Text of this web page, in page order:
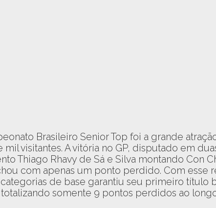
Brasileiro Senior Top foi a grande
visitantes. A vitória no GP, disputado em
Thiago Rhavy de Sá e Silva montando Con
com apenas um ponto perdido. Com esse
de base garantiu seu primeiro título
somente 9 pontos perdidos ao